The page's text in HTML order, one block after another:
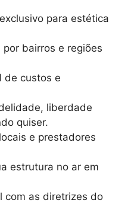
para estética
bairros e regiões
de custos e
liberdade
quiser.
e prestadores
estrutura no ar em
com as diretrizes do